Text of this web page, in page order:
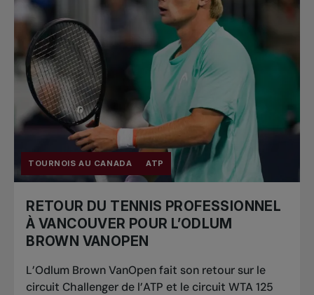
TOURNOIS AU CANADA ATP
RETOUR DU TENNIS PROFESSIONNEL
À VANCOUVER POUR L’ODLUM
BROWN VANOPEN
L’Odlum Brown VanOpen fait son retour sur le
circuit Challenger de l’ATP et le circuit WTA 125